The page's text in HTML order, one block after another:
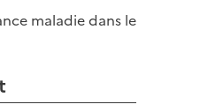
maladie dans le